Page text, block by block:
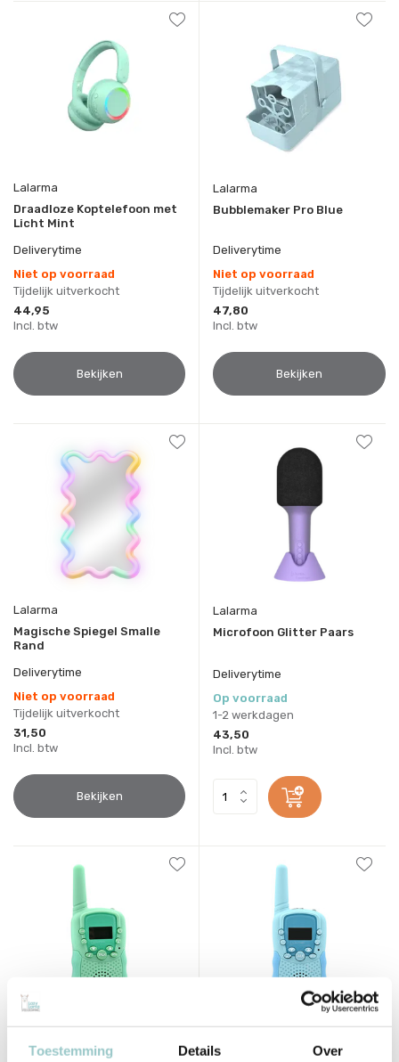
Toestemming Details Over
Lalarma
Draadloze Koptelefoon met
Licht Mint
Deliverytime
Niet op voorraad
Tijdelijk uitverkocht
44,95
Incl. btw
Bekijken
Lalarma
Bubblemaker Pro Blue
Deliverytime
Niet op voorraad
Tijdelijk uitverkocht
47,80
Incl. btw
Bekijken
Lalarma
Magische Spiegel Smalle
Rand
Deliverytime
Niet op voorraad
Tijdelijk uitverkocht
31,50
Incl. btw
Bekijken
Lalarma
Microfoon Glitter Paars
Deliverytime
Op voorraad
1-2 werkdagen
43,50
Incl. btw
Lalarma
Walkie Talkie Mint
Walkie Talkie Blue